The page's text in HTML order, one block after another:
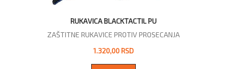
RUKAVICA BLACKTACTIL PU
ZAŠTITNE RUKAVICE PROTIV PROSECANJA
1.320,00 RSD